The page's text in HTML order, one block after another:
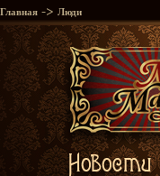
Главная -> Люди